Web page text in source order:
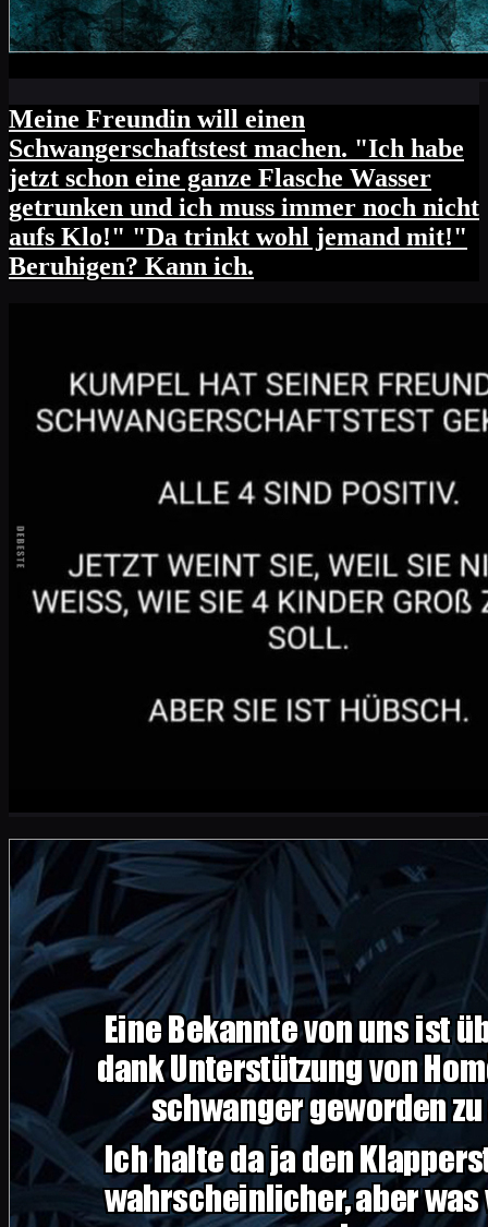
Meine Freundin will einen
Schwangerschaftstest machen. "Ich habe
jetzt schon eine ganze Flasche Wasser
getrunken und ich muss immer noch nicht
aufs Klo!" "Da trinkt wohl jemand mit!"
Beruhigen? Kann ich.